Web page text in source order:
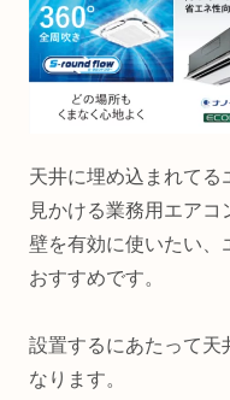
天井に埋め込まれてる
見かける業務用エアコ
壁を有効に使いたい、
おすすめです。
設置するにあたって天
なります。